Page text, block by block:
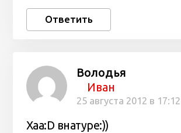
Ответить
Володья
Иван
25 августа 2012 в 17:12
Хаа:D внатуре:))